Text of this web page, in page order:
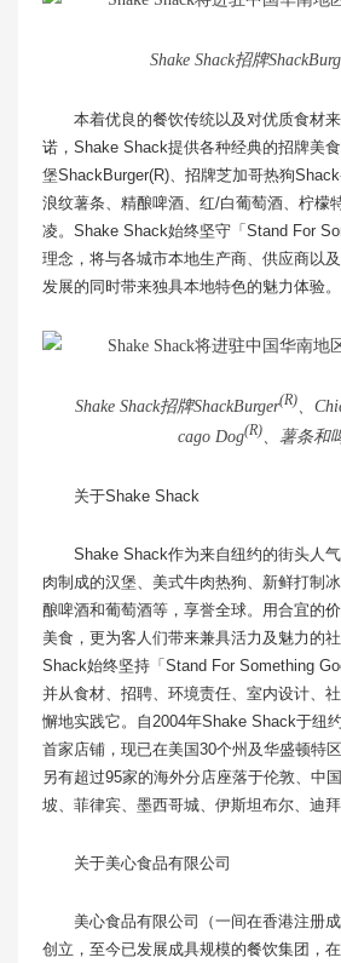
Shake Shack招牌
本着优良的餐饮传统以及对优质食材
诺，Shake Shack提供各种经典的招牌美
堡ShackBurger(R)、招牌芝加哥热狗
浪纹薯条、精酿啤酒、红/白葡萄酒、柠檬
凌。Shake Shack始终坚守「Stand For
理念，将与各城市本地生产商、供应商以
发展的同时带来独具本地特色的魅力体验。
Shake Shack招牌ShackBurger(R)、
cago Dog(R)、薯条和
关于Shake Shack
Shake Shack作为来自纽约的街头人
肉制成的汉堡、美式牛肉热狗、新鲜打制
酿啤酒和葡萄酒等，享誉全球。用合宜的
美食，更为客人们带来兼具活力及魅力的
Shack始终坚持「Stand For Something
并从食材、招聘、环境责任、室内设计、
懈地实践它。自2004年Shake Shack于纽
首家店铺，现已在美国30个州及华盛顿特
另有超过95家的海外分店座落于伦敦、中
坡、菲律宾、墨西哥城、伊斯坦布尔、迪拜
关于美心食品有限公司
美心食品有限公司（一间在香港注册
创立，至今已发展成具规模的餐饮集团，